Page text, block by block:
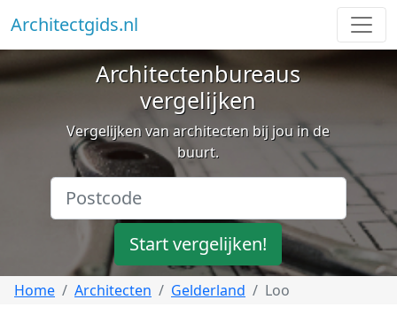
Architectgids.nl
Architectenbureaus
vergelijken
Vergelijken van architecten bij jou in de
buurt.
Start vergelijken!
Home Architecten Gelderland Loo